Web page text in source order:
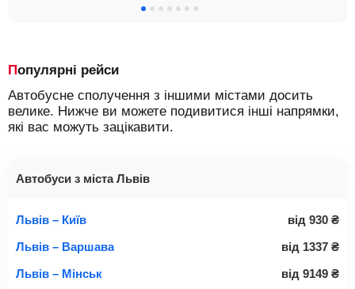
Популярні рейси
Автобусне сполучення з іншими містами досить
велике. Нижче ви можете подивитися інші напрямки,
які вас можуть зацікавити.
Автобуси з міста Львів
Львів – Київ від 930 ₴
Львів – Варшава
від 1337 ₴
Львів – Мінськ
від 9149 ₴